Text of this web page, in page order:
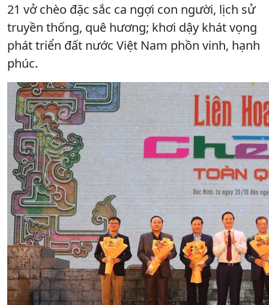
21 vở chèo đặc sắc ca ngợi con người, lịch sử
truyền thống, quê hương; khơi dậy khát vọng
phát triển đất nước Việt Nam phồn vinh, hạnh
phúc.